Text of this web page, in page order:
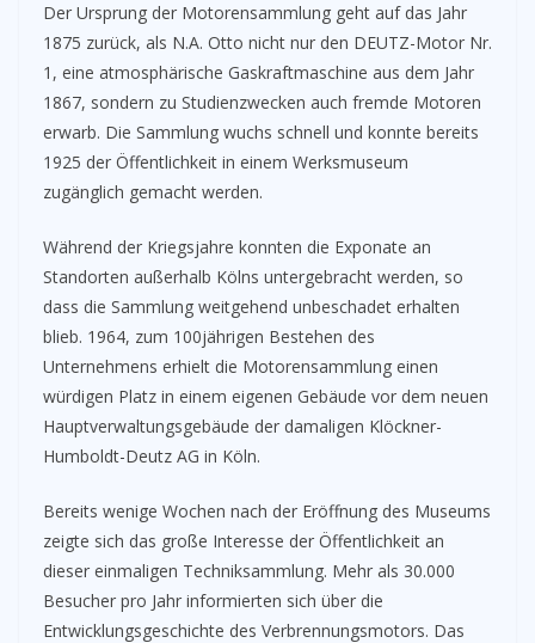
Der Ursprung der Motorensammlung geht auf das Jahr
1875 zurück, als N.A. Otto nicht nur den DEUTZ-Motor Nr.
1, eine atmosphärische Gaskraftmaschine aus dem Jahr
1867, sondern zu Studienzwecken auch fremde Motoren
erwarb. Die Sammlung wuchs schnell und konnte bereits
1925 der Öffentlichkeit in einem Werksmuseum
zugänglich gemacht werden.
Während der Kriegsjahre konnten die Exponate an
Standorten außerhalb Kölns untergebracht werden, so
dass die Sammlung weitgehend unbeschadet erhalten
blieb. 1964, zum 100jährigen Bestehen des
Unternehmens erhielt die Motorensammlung einen
würdigen Platz in einem eigenen Gebäude vor dem neuen
Hauptverwaltungsgebäude der damaligen Klöckner-
Humboldt-Deutz AG in Köln.
Bereits wenige Wochen nach der Eröffnung des Museums
zeigte sich das große Interesse der Öffentlichkeit an
dieser einmaligen Techniksammlung. Mehr als 30.000
Besucher pro Jahr informierten sich über die
Entwicklungsgeschichte des Verbrennungsmotors. Das